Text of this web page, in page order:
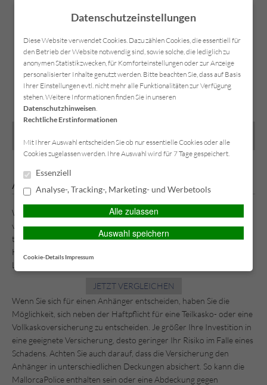
Anfahrt Kontakt Datenschutz Impressum SIMPLR-LOGIN
Anhängerversicherung
Wenn Sie einen PKW oder einen LKW führen, benötigen Sie
vielleicht einen Anhänger, um schwere oder große Lasten zu
transportieren. Dieser Zugewinn an Nutzen bedarf aber einer
Haftpflichtversicherung, um Ihnen im Schadensfall die finanzielle
Last zu nehmen.
JETZT VERGLEICHEN
Wenn Sie sich für einen Anhänger entscheiden, haben Sie die
Möglichkeit, sich neben der Haftpflicht für eine Teilkasko- oder eine
Vollkaskoversicherung zu entscheiden. Je größer Ihre Investition in
eine geeignete Versicherung, desto geringer Ihr Risiko im Falle eines
Schadens. Achten Sie auch darauf, dass die Versicherung den
Anhänger in unterschiedlichen Deckungen absichert. So kann die
MallorcaPolice enthalten sein oder eine Abdeckung gegen
Datenschutzeinstellungen
Diese Website verwendet Cookies. Dazu zählen Cookies, die essentiell für
den Betrieb der Website notwendig sind, sowie solche, die lediglich zu
anonymen Statistikzwecken, für Komforteinstellungen oder zur Anzeige
personalisierter Inhalte genutzt werden. Bitte beachten Sie, dass auf Basis
Ihrer Einstellungen evtl. nicht mehr alle Funktionalitäten zur Verfügung
stehen. Weitere Informationen finden Sie in unseren
Datenschutzhinweisen.
Rechtliche Erstinformationen
Mit Ihrer Auswahl entscheiden Sie ob nur essentielle Cookies oder alle
Cookies zugelassen werden. Ihre Auswahl wird für 7 Tage gespeichert.
Essenziell
Analyse-, Tracking-, Marketing- und Werbetools
Alle zulassen
Auswahl speichern
Cookie-Details Impressum